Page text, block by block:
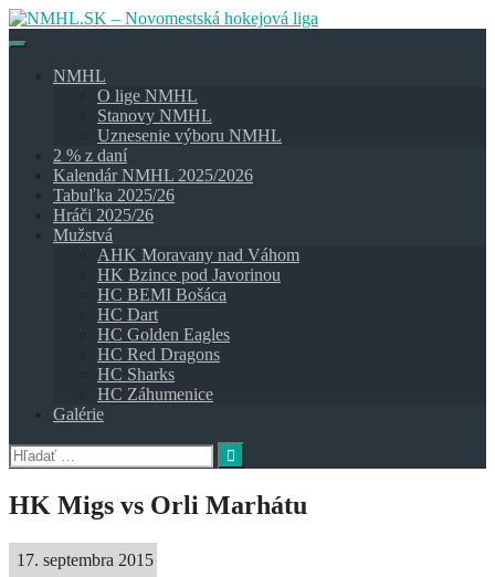
Skip
to
NMHL
O lige NMHL
Stanovy NMHL
Uznesenie výboru NMHL
2 % z daní
Kalendár NMHL 2025/2026
Tabuľka 2025/26
Hráči 2025/26
Mužstvá
AHK Moravany nad Váhom
HK Bzince pod Javorinou
HC BEMI Bošáca
HC Dart
HC Golden Eagles
HC Red Dragons
HC Sharks
HC Záhumenice
Galérie
Hľadať:
HK Migs vs Orli Marhátu
17. septembra 2015